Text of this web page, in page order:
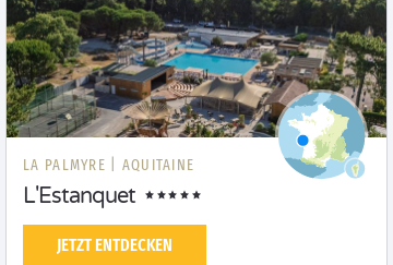
LA PALMYRE | AQUITAINE
L'Estanquet
JETZT ENTDECKEN